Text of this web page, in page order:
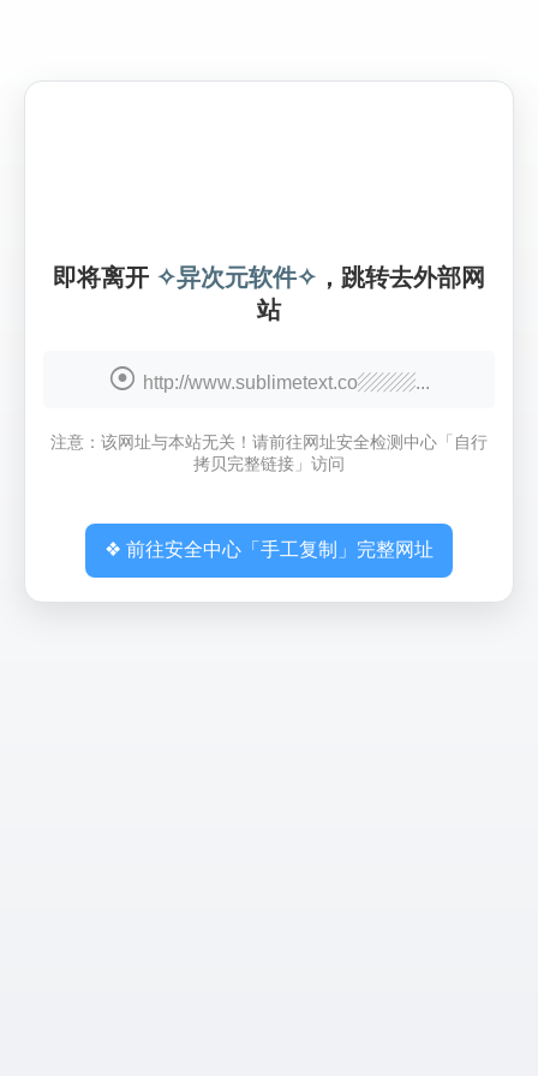
即将离开 ✧异次元软件✧ ，跳转去外部网
站
http://www.sublimetext.co▨▨▨...
注意：该网址与本站无关！请前往网址安全检测中心「自行
拷贝完整链接」访问
❖ 前往安全中心「手工复制」完整网址